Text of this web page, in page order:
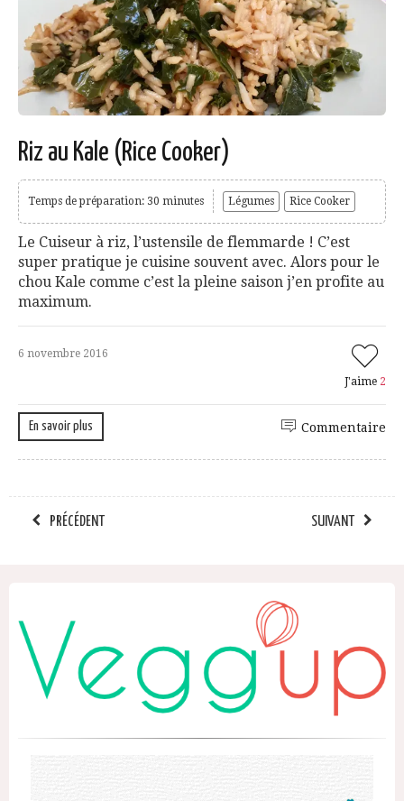
Riz au Kale (Rice Cooker)
Temps de préparation: 30 minutes Légumes Rice Cooker
Le Cuiseur à riz, l’ustensile de flemmarde ! C’est
super pratique je cuisine souvent avec. Alors pour le
chou Kale comme c’est la pleine saison j’en profite au
maximum.
6 novembre 2016
J'aime 2
En savoir plus Commentaire
PRÉCÉDENT SUIVANT